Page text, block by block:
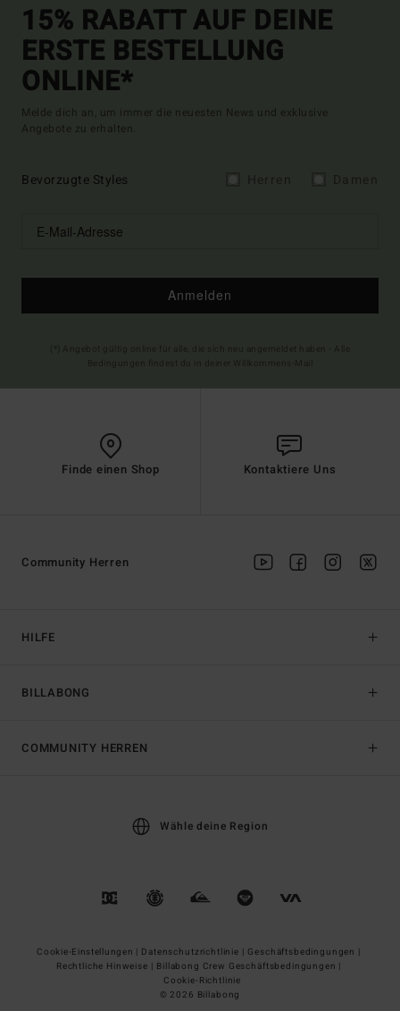
15% RABATT AUF DEINE
ERSTE BESTELLUNG
ONLINE*
Melde dich an, um immer die neuesten News und exklusive
Angebote zu erhalten.
Bevorzugte Styles
Anmelden
Finde einen Shop Kontaktiere Uns
HILFE
BILLABONG
Community Herren
COMMUNITY HERREN
Wähle deine Region
Cookie-Einstellungen | Datenschutzrichtlinie | Geschäftsbedingungen |
Rechtliche Hinweise | Billabong Crew Geschäftsbedingungen |
Cookie-Richtlinie
© 2026 Billabong